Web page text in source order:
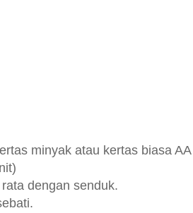
minyak atau kertas biasa AA
dengan senduk.